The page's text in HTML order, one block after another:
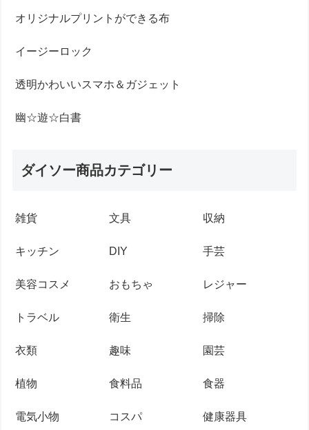
オリジナルプリントができる布
イージーロック
透明かわいいスマホ＆ガジェット
幽☆遊☆白書
ダイソー商品カテゴリー
雑貨 文具 収納
キッチン DIY 手芸
美容コスメ おもちゃ レジャー
トラベル 衛生 掃除
衣類 趣味 園芸
植物 食料品 食器
電気小物 コスパ 健康器具